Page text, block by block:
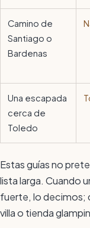
Camino de
Santiago o
Bardenas
Una escapada
cerca de
Toledo
Estas guías no
lista larga. Cuando
fuerte, lo decimos;
villa o tienda